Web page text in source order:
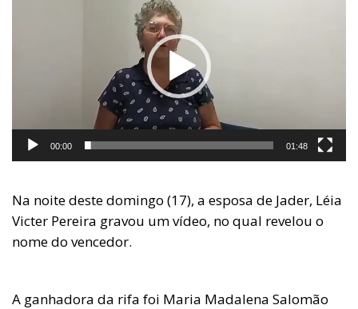
00:00 01:48
Na noite deste domingo (17), a esposa de Jader, Léia
Victer Pereira gravou um vídeo, no qual revelou o
nome do vencedor.
A ganhadora da rifa foi Maria Madalena Salomão